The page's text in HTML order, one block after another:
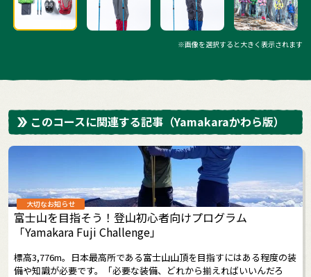
※画像を選択すると大きく表示されます
このコースに関連する記事 （Yamakaraかわら版）
大切なお知らせ
富士山を目指そう！登山初心者向けプログラム
「Yamakara Fuji Challenge」
標高3,776m。日本最高所である富士山山頂を目指すにはある程度の装
備や知識が必要です。「必要な装備、どれから揃えればいいんだろ